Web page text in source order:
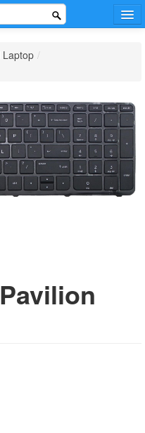
Bàn Phím - Keyboard
Laptop
Khác Laptop Cũ
Tin Tức Khuyến Mại
Laptop /